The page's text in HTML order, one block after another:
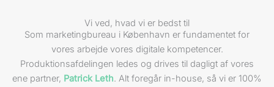
Vi ved, hvad vi er bedst til
Som marketingbureau i København er fundamentet for
vores arbejde vores digitale kompetencer.
Produktionsafdelingen ledes og drives til dagligt af vores
ene partner, Patrick Leth. Alt foregår in-house, så vi er 100%